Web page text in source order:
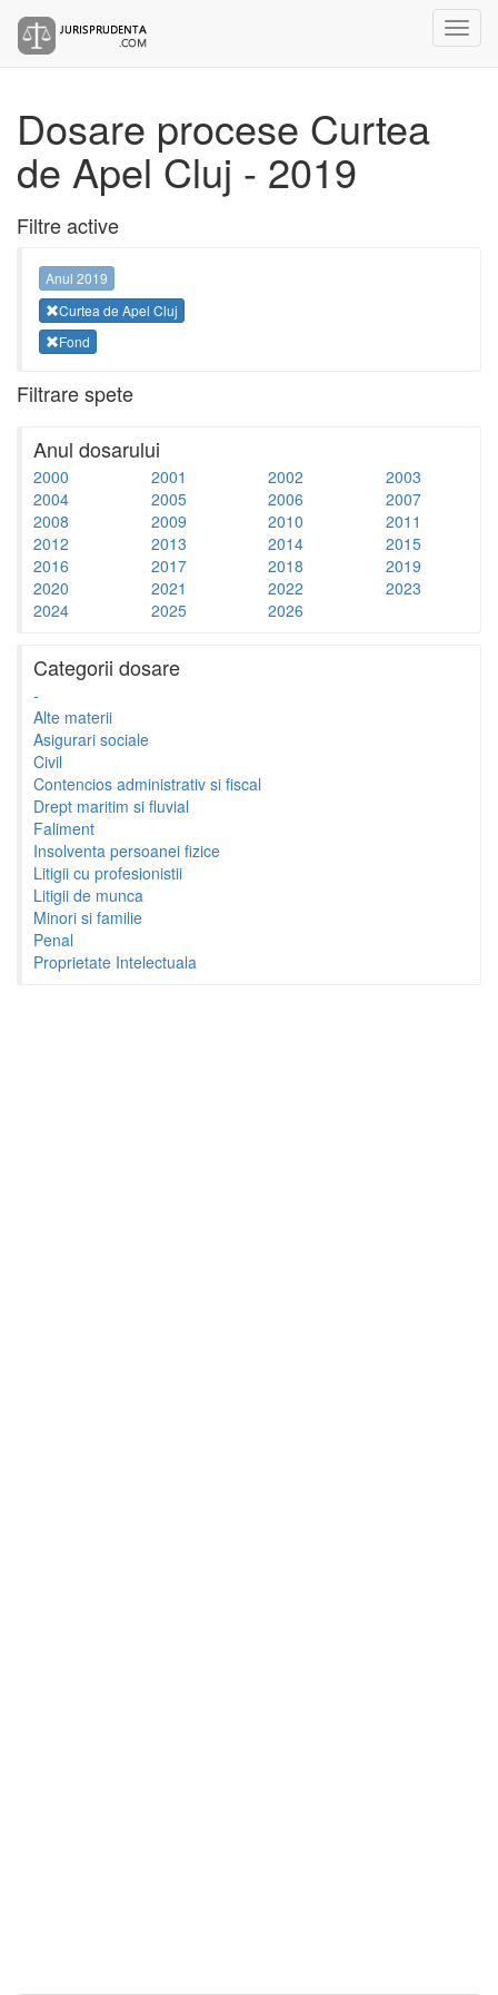
Dosare procese Curtea
de Apel Cluj - 2019
Filtre active
Anul 2019
Curtea de Apel Cluj
Fond
Filtrare spete
Anul dosarului
2000 2001 2002
2003
2004
2005 2006
2007
2008
2009 2010
2011
2012
2013 2014
2015
2016
2017 2018
2019
2020
2021 2022
2023
2024
2025 2026
Categorii dosare
-
Alte materii
Asigurari sociale
Civil
Contencios administrativ si fiscal
Drept maritim si fluvial
Faliment
Insolventa persoanei fizice
Litigii cu profesionistii
Litigii de munca
Minori si familie
Penal
Proprietate Intelectuala